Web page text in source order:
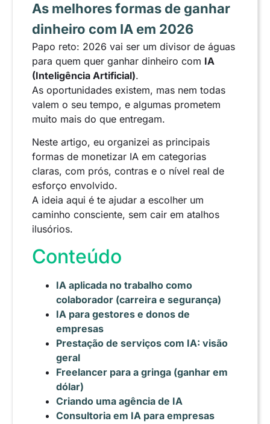
As melhores formas de ganhar
dinheiro com IA em 2026
Papo reto: 2026 vai ser um divisor de águas
para quem quer ganhar dinheiro com IA
(Inteligência Artificial).
As oportunidades existem, mas nem todas
valem o seu tempo, e algumas prometem
muito mais do que entregam.
Neste artigo, eu organizei as principais
formas de monetizar IA em categorias
claras, com prós, contras e o nível real de
esforço envolvido.
A ideia aqui é te ajudar a escolher um
caminho consciente, sem cair em atalhos
ilusórios.
Conteúdo
IA aplicada no trabalho como
colaborador (carreira e segurança)
IA para gestores e donos de
empresas
Prestação de serviços com IA: visão
geral
Freelancer para a gringa (ganhar em
dólar)
Criando uma agência de IA
Consultoria em IA para empresas